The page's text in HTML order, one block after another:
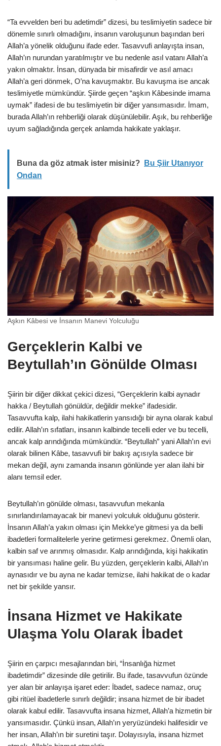
“Ta evvelden beri bu adetimdir” dizesi, bu teslimiyetin sadece bir
dönemle sınırlı olmadığını, insanın varoluşunun başından beri
Allah’a yönelik olduğunu ifade eder. Tasavvufi anlayışta insan,
Allah’ın nurundan yaratılmıştır ve bu nedenle asıl vatanı Allah’a
yakın olmaktır. İnsan, dünyada bir misafirdir ve asıl amacı
Allah’a geri dönmek, O’na kavuşmaktır. Bu kavuşma ise ancak
teslimiyetle mümkündür. Şiirde geçen “aşkın Kâbesinde imama
uymak” ifadesi de bu teslimiyetin bir diğer yansımasıdır. İmam,
burada Allah’ın rehberliği olarak düşünülebilir. Aşık, bu rehberliğe
uyum sağladığında gerçek anlamda hakikate yaklaşır.
Buna da göz atmak ister misiniz?
Bu Şiir Utanıyor
Ondan
Aşkın Kâbesi ve İnsanın Manevi Yolculuğu
Gerçeklerin Kalbi ve
Beytullah’ın Gönülde Olması
Şiirin bir diğer dikkat çekici dizesi, “Gerçeklerin kalbi aynadır
hakka / Beytullah gönüldür, değildir mekke” ifadesidir.
Tasavvufta kalp, ilahi hakikatlerin yansıdığı bir ayna olarak kabul
edilir. Allah’ın sıfatları, insanın kalbinde tecelli eder ve bu tecelli,
ancak kalp arındığında mümkündür. “Beytullah” yani Allah’ın evi
olarak bilinen Kâbe, tasavvufi bir bakış açısıyla sadece bir
mekan değil, aynı zamanda insanın gönlünde yer alan ilahi bir
alanı temsil eder.
Beytullah’ın gönülde olması, tasavvufun mekanla
sınırlandırılamayacak bir manevi yolculuk olduğunu gösterir.
İnsanın Allah’a yakın olması için Mekke’ye gitmesi ya da belli
ibadetleri formalitelerle yerine getirmesi gerekmez. Önemli olan,
kalbin saf ve arınmış olmasıdır. Kalp arındığında, kişi hakikatin
bir yansıması haline gelir. Bu yüzden, gerçeklerin kalbi, Allah’ın
aynasıdır ve bu ayna ne kadar temizse, ilahi hakikat de o kadar
net bir şekilde yansır.
İnsana Hizmet ve Hakikate
Ulaşma Yolu Olarak İbadet
Şiirin en çarpıcı mesajlarından biri, “İnsanlığa hizmet
ibadetimdir” dizesinde dile getirilir. Bu ifade, tasavvufun özünde
yer alan bir anlayışa işaret eder: İbadet, sadece namaz, oruç
gibi ritüel ibadetlerle sınırlı değildir; insana hizmet de bir ibadet
olarak kabul edilir. Tasavvufta insana hizmet, Allah’a hizmetin bir
yansımasıdır. Çünkü insan, Allah’ın yeryüzündeki halifesidir ve
her insan, Allah’ın bir suretini taşır. Dolayısıyla, insana hizmet